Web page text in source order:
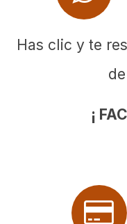
Has clic y te
¡